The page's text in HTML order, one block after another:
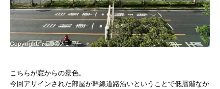
こちらが窓からの景色。
今回アサインされた部屋が幹線道路沿いということで低層階なが